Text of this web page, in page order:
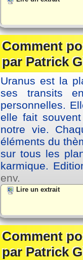
Comment
par Patrick
Uranus est la
ses transits
personnelles.
elle fait
notre vie.
éléments du
sur tous les
karmique.
env.
Lire un extrait
Comment
par Patrick